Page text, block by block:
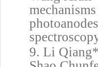
9. Li Qiang*